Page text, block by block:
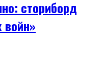
сториборд